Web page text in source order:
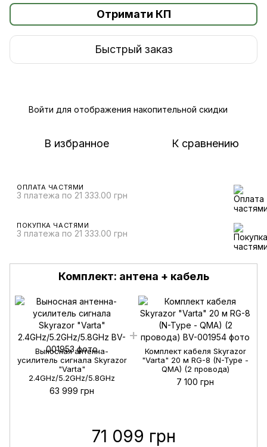
Отримати КП
Быстрый заказ
Войти для отображения накопительной скидки
В избранное К сравнению
ОПЛАТА ЧАСТЯМИ
3 платежа по 21 333.00 грн
ПОКУПКА ЧАСТЯМИ
3 платежа по 21 333.00 грн
Комплект: антена + кабель
Выносная антенна-
усилитель сигнала Skyrazor
"Varta"
2.4GHz/5.2GHz/5.8GHz
63 999 грн
Комплект кабеля Skyrazor
"Varta" 20 м RG-8 (N-Type -
QMA) (2 провода)
7 100 грн
71 099 грн